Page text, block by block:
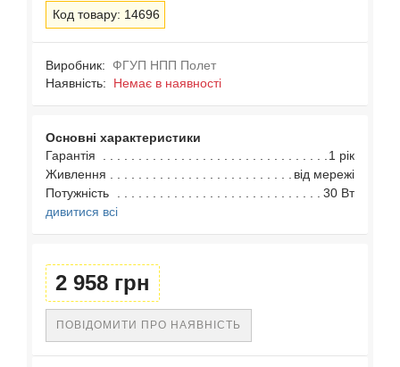
Код товару: 14696
Виробник:
ФГУП НПП Полет
Наявність: Немає в наявності
Основні характеристики
Гарантія
1 рік
Живлення
від мережі
Потужність
30 Вт
дивитися всі
2 958 грн
ПОВІДОМИТИ ПРО НАЯВНІСТЬ